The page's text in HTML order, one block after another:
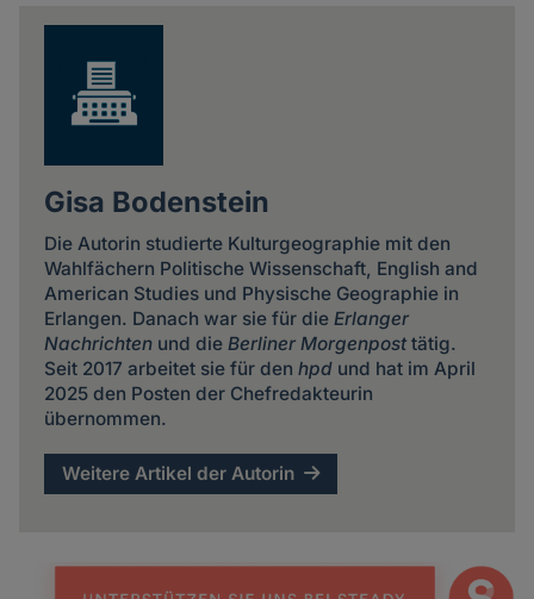
Gisa Bodenstein
Die Autorin studierte Kulturgeographie mit den
Wahlfächern Politische Wissenschaft, English and
American Studies und Physische Geographie in
Erlangen. Danach war sie für die Erlanger
Nachrichtenund die Berliner Morgenposttätig.
Seit 2017 arbeitet sie für den hpdund hat im April
2025 den Posten der Chefredakteurin
übernommen.
Weitere Artikel der Autorin